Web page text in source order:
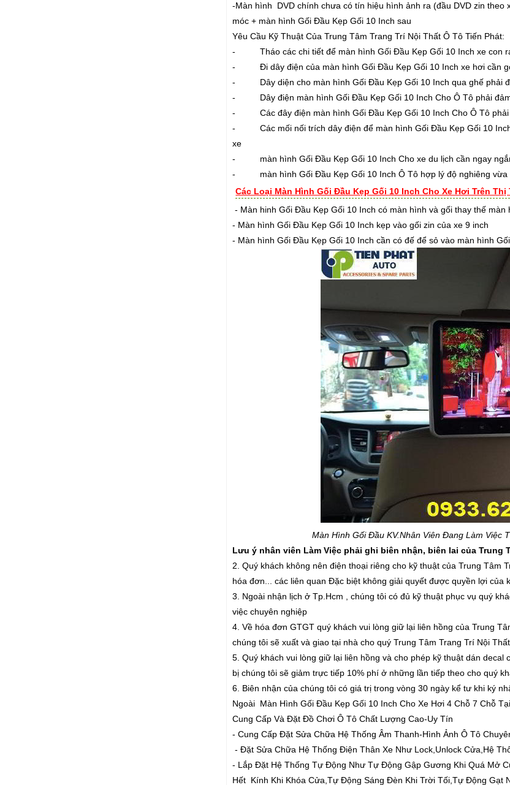
-Màn hình DVD chính chưa có tín hiệu hình ảnh ra (đầu DVD zin
móc + màn hình Gối Đầu Kẹp Gối 10 Inch sau
Yêu Cầu Kỹ Thuật Của Trung Tâm Trang Trí Nội Thất Ô Tô Tiến Phát:
- Tháo các chi tiết để màn hình Gối Đầu Kẹp Gối 10 Inch xe con
- Đi dây điện của màn hình Gối Đầu Kẹp Gối 10 Inch xe hơi cần
- Dây diện cho màn hình Gối Đầu Kẹp Gối 10 Inch qua ghế phải
- Dây điện màn hình Gối Đầu Kẹp Gối 10 Inch Cho Ô Tô phải
- Các đây điện màn hình Gối Đầu Kẹp Gối 10 Inch Cho Ô Tô phải
- Các mối nối trích dây điện để màn hình Gối Đầu Kẹp Gối 10 Inch
xe
- màn hình Gối Đầu Kẹp Gối 10 Inch Cho xe du lịch cần ngay
- màn hình Gối Đầu Kẹp Gối 10 Inch Ô Tô hợp lý độ nghiêng vừa
Các Loại Màn Hình Gối Đầu Kẹp Gối 10 Inch Cho Xe Hơi Trên
- Màn hinh Gối Đầu Kẹp Gối 10 Inch có màn hình và gối thay thế
- Màn hình Gối Đầu Kẹp Gối 10 Inch kẹp vào gối zin của xe 9 inch
- Màn hình Gối Đầu Kẹp Gối 10 Inch cần có đế để sỏ vào màn hình
Màn Hình Gối Đầu KV.Nhân Viên Đang Làm Việc
Lưu ý nhân viên Làm Việc phải ghi biên nhận, biên lai của Trung
2. Quý khách không nên điện thoại riêng cho kỹ thuật của Trung Tâm
hóa đơn... các liên quan Đặc biệt không giải quyết được quyền lợi của
3. Ngoài nhận lịch ở Tp.Hcm , chúng tôi có đủ kỹ thuật phục vụ quý
việc chuyên nghiệp
4. Về hóa đơn GTGT quý khách vui lòng giữ lại liên hồng của Trung
chúng tôi sẽ xuất và giao tại nhà cho quý Trung Tâm Trang Trí Nội
5. Quý khách vui lòng giữ lại liên hồng và cho phép kỹ thuật dán
bị chúng tôi sẽ giảm trực tiếp 10% phí ở những lần tiếp theo cho quý
6. Biên nhận của chúng tôi có giá trị trong vòng 30 ngày kể tư khi ký
Ngoài Màn Hình Gối Đầu Kẹp Gối 10 Inch Cho Xe Hơi 4 Chỗ 7 Chỗ
Cung Cấp Và Đặt Đồ Chơi Ô Tô Chất Lượng Cao-Uy Tín
- Cung Cấp Đặt Sửa Chữa Hệ Thống Âm Thanh-Hình Ảnh Ô Tô
- Đặt Sửa Chữa Hệ Thống Điện Thân Xe Như Lock,Unlock Cửa,Hệ
- Lắp Đặt Hệ Thống Tự Động Như Tự Động Gập Gương Khi Quá Mở
Hết Kính Khi Khóa Cửa,Tự Động Sáng Đèn Khi Trời Tối,Tự Động Gạt